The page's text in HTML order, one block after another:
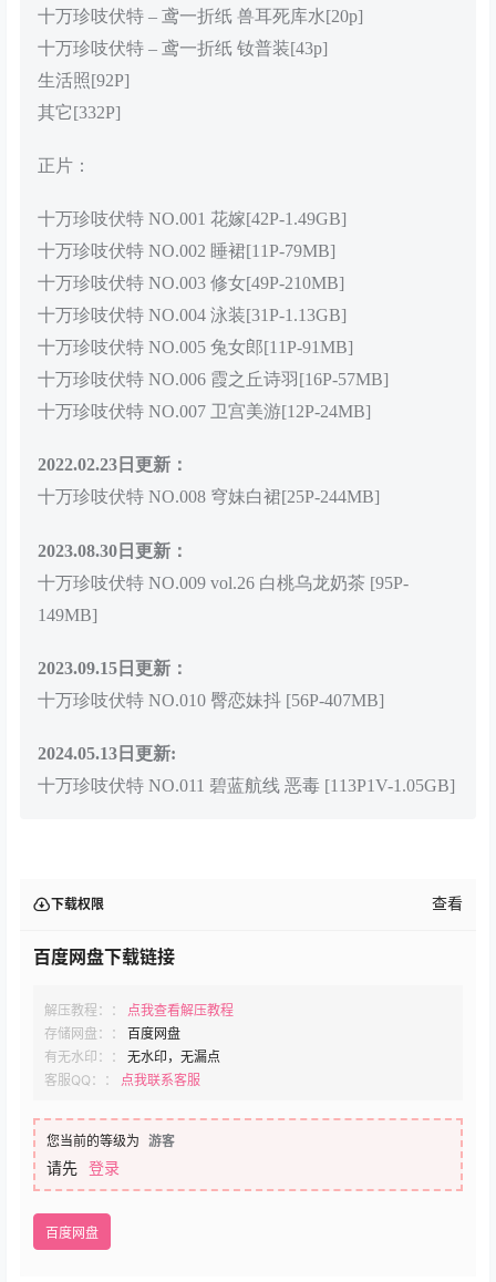
十万珍吱伏特 – 鸢一折纸 兽耳死库水[20p]
十万珍吱伏特 – 鸢一折纸 钕普装[43p]
生活照[92P]
其它[332P]
正片：
十万珍吱伏特 NO.001 花嫁[42P-1.49GB]
十万珍吱伏特 NO.002 睡裙[11P-79MB]
十万珍吱伏特 NO.003 修女[49P-210MB]
十万珍吱伏特 NO.004 泳装[31P-1.13GB]
十万珍吱伏特 NO.005 兔女郎[11P-91MB]
十万珍吱伏特 NO.006 霞之丘诗羽[16P-57MB]
十万珍吱伏特 NO.007 卫宫美游[12P-24MB]
2022.02.23日更新：
十万珍吱伏特 NO.008 穹妹白裙[25P-244MB]
2023.08.30日更新：
十万珍吱伏特 NO.009 vol.26 白桃乌龙奶茶 [95P-
149MB]
2023.09.15日更新：
十万珍吱伏特 NO.010 臀恋妹抖 [56P-407MB]
2024.05.13日更新:
十万珍吱伏特 NO.011 碧蓝航线 恶毒 [113P1V-1.05GB]
下载权限 查看
百度网盘下载链接
解压教程：：
点我查看解压教程
存储网盘：：
百度网盘
有无水印：：
无水印，无漏点
客服QQ：：
点我联系客服
您当前的等级为 游客
请先 登录
百度网盘